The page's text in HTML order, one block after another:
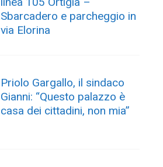
Sbarcadero e parcheggio in
via Elorina
Priolo Gargallo, il sindaco
Gianni: “Questo palazzo è
casa dei cittadini, non mia”